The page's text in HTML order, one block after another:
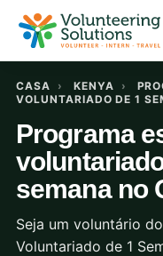
CASA › KENYA ›
VOLUNTARIADO DE 1
Programa
semana no
Seja um voluntário
Voluntariado de 1